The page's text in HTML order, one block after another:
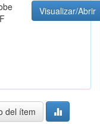
Visualizar/Abrir
del ítem